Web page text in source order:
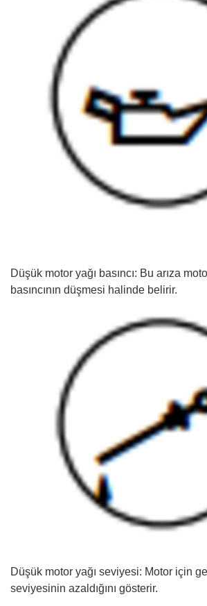
Düşük motor yağı basıncı: Bu arıza
basıncının düşmesi halinde belirir.
Düşük motor yağı seviyesi: Motor için
seviyesinin azaldığını gösterir.